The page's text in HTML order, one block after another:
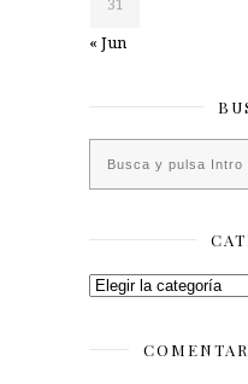
31
« Jun
Categorías